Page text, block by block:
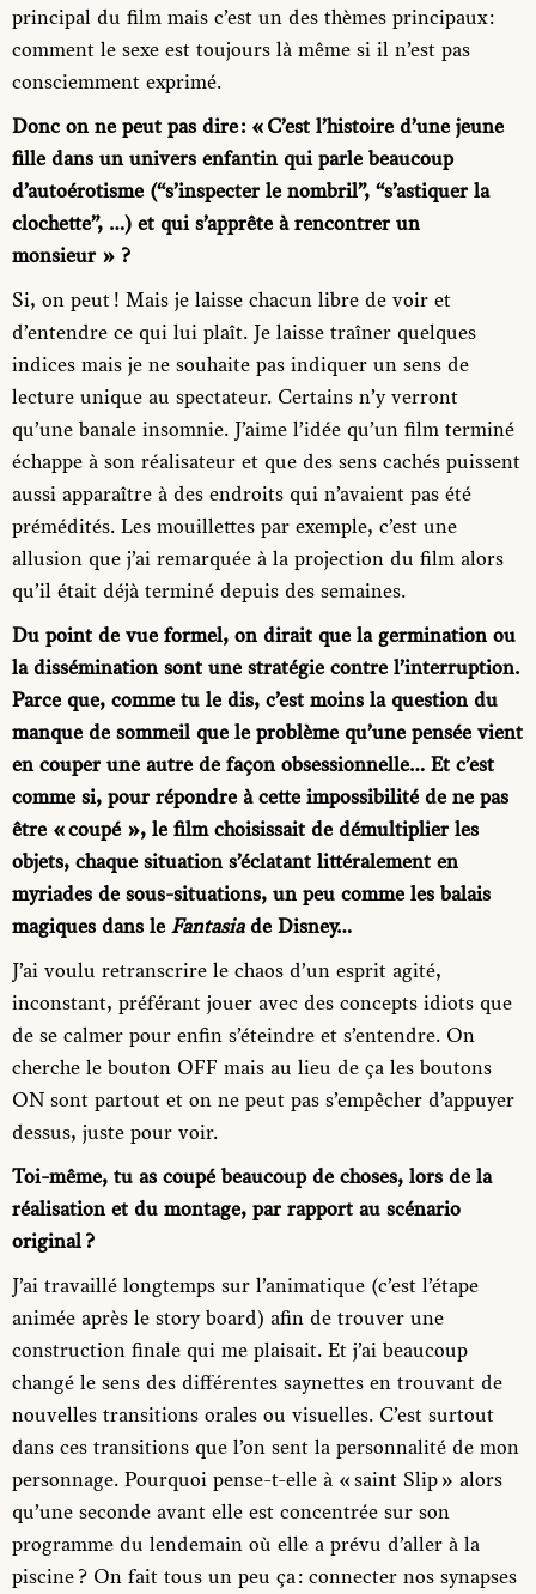
principal du film mais c’est un des thèmes principaux :
comment le sexe est toujours là même si il n’est pas
consciemment exprimé.
Donc on ne peut pas dire : « C’est l’histoire d’une jeune
fille dans un univers enfantin qui parle beaucoup
d’autoérotisme (“s’inspecter le nombril”, “s’astiquer la
clochette”, …) et qui s’apprête à rencontrer un
monsieur » ?
Si, on peut ! Mais je laisse chacun libre de voir et
d’entendre ce qui lui plaît. Je laisse traîner quelques
indices mais je ne souhaite pas indiquer un sens de
lecture unique au spectateur. Certains n’y verront
qu’une banale insomnie. J’aime l’idée qu’un film terminé
échappe à son réalisateur et que des sens cachés puissent
aussi apparaître à des endroits qui n’avaient pas été
prémédités. Les mouillettes par exemple, c’est une
allusion que j’ai remarquée à la projection du film alors
qu’il était déjà terminé depuis des semaines.
Du point de vue formel, on dirait que la germination ou
la dissémination sont une stratégie contre l’interruption.
Parce que, comme tu le dis, c’est moins la question du
manque de sommeil que le problème qu’une pensée vient
en couper une autre de façon obsessionnelle… Et c’est
comme si, pour répondre à cette impossibilité de ne pas
être « coupé », le film choisissait de démultiplier les
objets, chaque situation s’éclatant littéralement en
myriades de sous-situations, un peu comme les balais
magiques dans le Fantasiade Disney…
J’ai voulu retranscrire le chaos d’un esprit agité,
inconstant, préférant jouer avec des concepts idiots que
de se calmer pour enfin s’éteindre et s’entendre. On
cherche le bouton OFF mais au lieu de ça les boutons
ON sont partout et on ne peut pas s’empêcher d’appuyer
dessus, juste pour voir.
Toi-même, tu as coupé beaucoup de choses, lors de la
réalisation et du montage, par rapport au scénario
original ?
J’ai travaillé longtemps sur l’animatique (c’est l’étape
animée après le story board) afin de trouver une
construction finale qui me plaisait. Et j’ai beaucoup
changé le sens des différentes saynettes en trouvant de
nouvelles transitions orales ou visuelles. C’est surtout
dans ces transitions que l’on sent la personnalité de mon
personnage. Pourquoi pense-t-elle à « saint Slip » alors
qu’une seconde avant elle est concentrée sur son
programme du lendemain où elle a prévu d’aller à la
piscine ? On fait tous un peu ça : connecter nos synapses